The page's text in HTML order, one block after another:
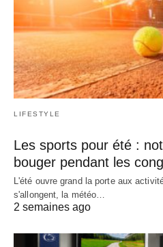
LIFESTYLE
Les sports pour été :
bouger pendant les
L'été ouvre grand la porte aux
s'allongent, la météo…
2 semaines ago